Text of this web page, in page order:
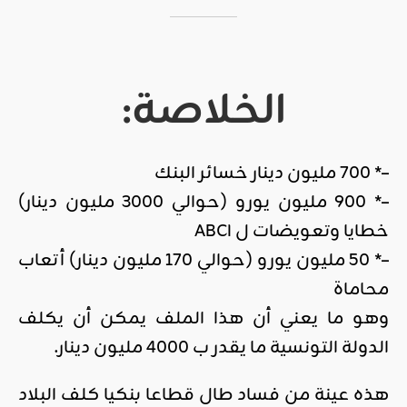
الخلاصة:
–* 700 مليون دينار خسائر البنك
–* 900 مليون يورو (حوالي 3000 مليون دينار)
خطايا وتعويضات ل ABCI
–* 50 مليون يورو (حوالي 170 مليون دينار) أتعاب
محاماة
وهو ما يعني أن هذا الملف يمكن أن يكلف
الدولة التونسية ما يقدر ب 4000 مليون دينار.
هذه عينة من فساد طال قطاعا بنكيا كلف البلاد